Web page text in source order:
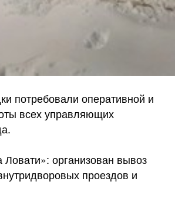
потребовали оперативной и
всех управляющих
организован вывоз
проездов и